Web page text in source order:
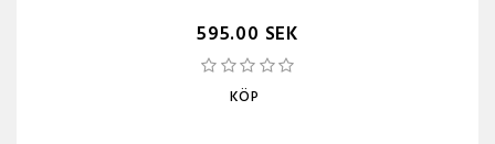
595.00 SEK
KÖP